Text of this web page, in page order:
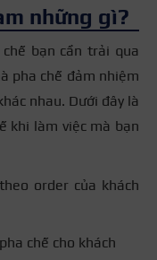
những gì?
bạn cần trải qua
pha chế đảm nhiệm
nhau. Dưới đây là
khi làm việc mà bạn
order của khách
chế cho khách